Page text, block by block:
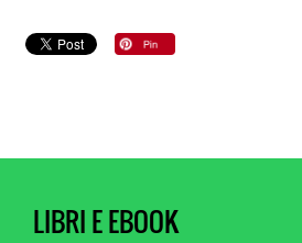
LIBRI E EBOOK